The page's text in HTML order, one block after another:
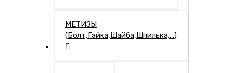
МЕТИЗЫ
(Болт,Гайка,Шайба,Шпилька,...)